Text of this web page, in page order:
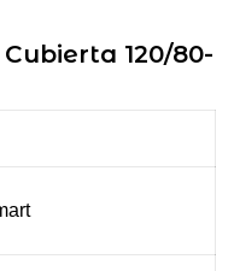
120/80-